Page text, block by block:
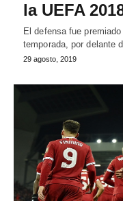
la UEFA
El defensa fue
temporada, por delante
29 agosto, 2019